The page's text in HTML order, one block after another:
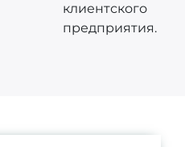
клиентского
предприятия.